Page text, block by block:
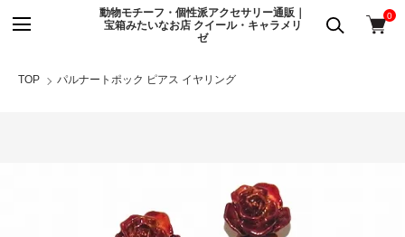
動物モチーフ・個性派アクセサリー通販｜
宝箱みたいなお店 クイール・キャラメリ
ゼ
0
TOP パルナートポック ピアス イヤリング